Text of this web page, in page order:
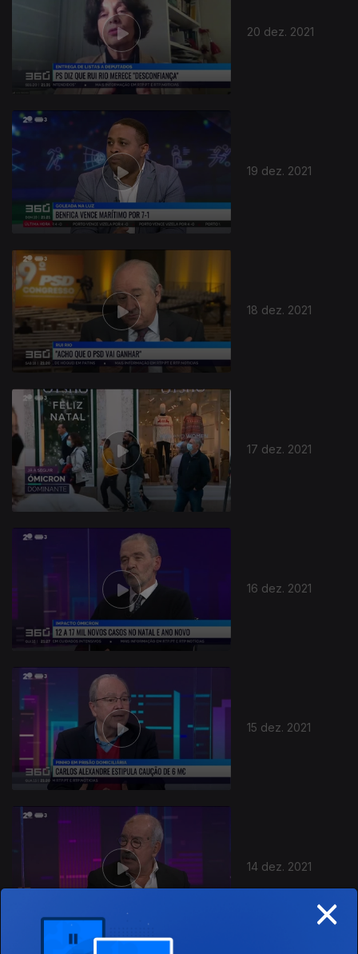
20 dez. 2021
19 dez. 2021
18 dez. 2021
17 dez. 2021
16 dez. 2021
15 dez. 2021
14 dez. 2021
×